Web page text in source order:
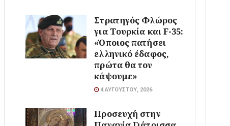
Στρατηγός Φλώρος
για Τουρκία και F-35:
«Όποιος πατήσει
ελληνικό έδαφος,
πρώτα θα τον
κάψουμε»
4 ΑΥΓΟΎΣΤΟΥ, 2026
Προσευχή στην